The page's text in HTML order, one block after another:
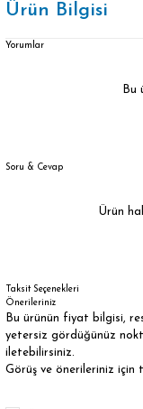
Ürün Bilgisi
Yorumlar
Bu
Soru & Cevap
Ürün
Taksit Seçenekleri
Önerileriniz
Bu ürünün fiyat bilgisi,
yetersiz gördüğünüz
iletebilirsiniz.
Görüş ve önerileriniz için